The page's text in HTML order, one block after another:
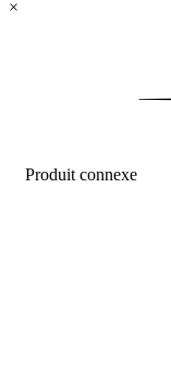
×
Produit connexe